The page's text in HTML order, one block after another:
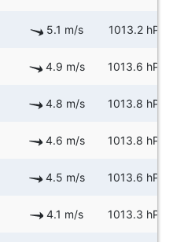
5.1 m/s 1013.2 hPa
4.9 m/s 1013.6 hPa
4.8 m/s 1013.8 hPa
4.6 m/s 1013.8 hPa
4.5 m/s 1013.6 hPa
4.1 m/s 1013.3 hPa